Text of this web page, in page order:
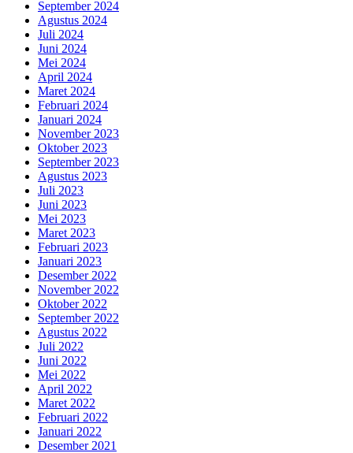
September 2024
Agustus 2024
Juli 2024
Juni 2024
Mei 2024
April 2024
Maret 2024
Februari 2024
Januari 2024
November 2023
Oktober 2023
September 2023
Agustus 2023
Juli 2023
Juni 2023
Mei 2023
Maret 2023
Februari 2023
Januari 2023
Desember 2022
November 2022
Oktober 2022
September 2022
Agustus 2022
Juli 2022
Juni 2022
Mei 2022
April 2022
Maret 2022
Februari 2022
Januari 2022
Desember 2021